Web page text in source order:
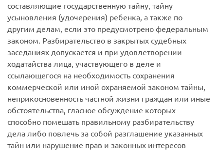
составляющие государственную тайну, тайну
усыновления (удочерения) ребенка, а также по
другим делам, если это предусмотрено федеральным
законом. Разбирательство в закрытых судебных
заседаниях допускается и при удовлетворении
ходатайства лица, участвующего в деле и
ссылающегося на необходимость сохранения
коммерческой или иной охраняемой законом тайны,
неприкосновенность частной жизни граждан или иные
обстоятельства, гласное обсуждение которых
способно помешать правильному разбирательству
дела либо повлечь за собой разглашение указанных
тайн или нарушение прав и законных интересов